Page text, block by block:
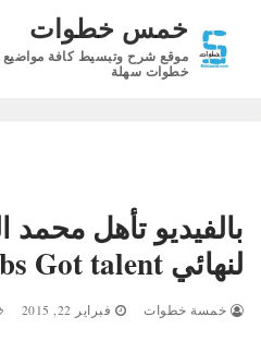
المحتوى
خمس خطوات
موقع شرح وتبسيط كافة مواضيع
خطوات سهلة
بالفيديو تأهل
لنهائي Arabs Got talent
خمسة خطوات فبراير 22, 2015